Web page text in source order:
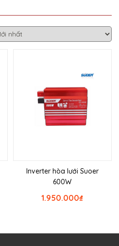
Inverter hòa lưới Suoer
600W
₫
1.950.000